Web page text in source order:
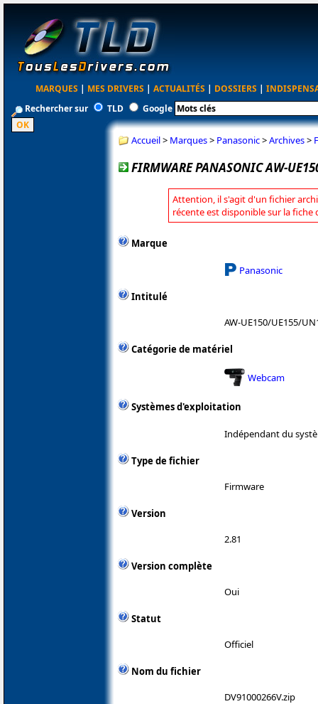
MARQUES | MES DRIVERS | ACTUALITÉS | DOSSIERS |
Rechercher sur
TLD Google
Accueil> Marques> Panasonic>Archives>
FIRMWARE PANASONIC AW-
Attention, il s'agit d'un fichier
récente est disponible sur la fiche
Marque
Panasonic
Intitulé
AW-UE150/UE155/
Catégorie de matériel
Webcam
Systèmes d'exploitation
Indépendant du
Type de fichier
Firmware
Version
2.81
Version complète
Oui
Statut
Officiel
Nom du fichier
DV91000266V.zip